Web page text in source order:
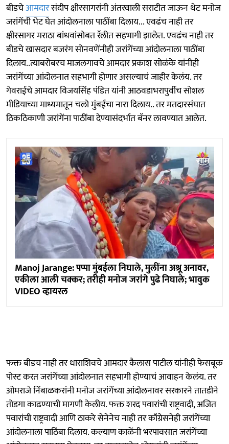
बीडचेआमदारसंदीप क्षीरसागरांनी अंतरवाली सराटीत जाऊन थेट मनोज
जरांगेंची भेट घेत आंदोलनाला पाठींबा दिलाय... एवढंच नाही तर
क्षीरसागर मराठा बांधवांसोबत रॅलीत सहभागी झालेत. एवढंच नाही तर
बीडचे खासदार बजरंग सोनवणेंनीही जरांगेंच्या आंदोलनाला पाठींबा
दिलाय..त्याबरोबरच माजलगावचे आमदार प्रकाश सोळंके यांनीही
जरांगेंच्या आंदोलनात सहभागी होणार असल्याचं जाहीर केलंय. तर
गेवराईचे आमदार विजयसिंह पंडित यांनी आठवडाभरापुर्वीच सोशल
मीडियाच्या माध्यमातून चलो मुंबईचा नारा दिलाय.. तर मतदारसंघात
ठिकठिकाणी जरांगेंना पाठींबा देण्यासंदर्भात बॅनर लावण्यात आलेत.
Manoj Jarange: पप्पा मुंबईला निघाले, मुलींना अश्रू अनावर,
एकीला आली चक्कर; तरीही मनोज जरांगे पुढे निघाले; भावुक
VIDEO व्हायरल
फक्त बीडच नाही तर धाराशिवचे आमदार कैलास पाटील यांनीही फेसबूक
पोस्ट करत जरांगेंच्या आंदोलनात सहभागी होण्याचं आवाहन केलंय. तर
ओमराजे निंबाळकरांनी मनोज जरांगेंच्या आंदोलनावर सरकारने तातडीने
तोडगा काढण्याची मागणी केलीय. फक्त शरद पवारांची राष्ट्रवादी, अजित
पवारांची राष्ट्रवादी आणि ठाकरे सेनेनेच नाही तर काँग्रेसनेही जरांगेंच्या
आंदोलनाला पाठिंबा दिलाय. कल्याण काळेंनी भरपावसात जरांगेंच्या